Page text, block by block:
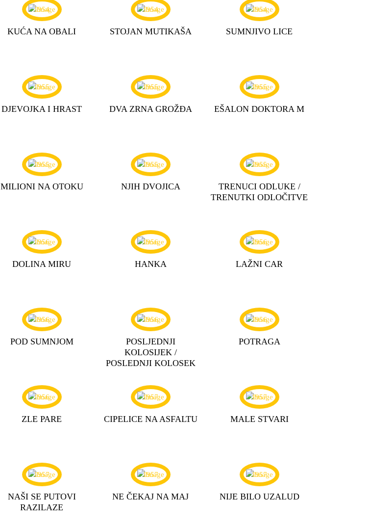
1954
KUĆA NA OBALI
1954
STOJAN MUTIKAŠA
1954
SUMNJIVO LICE
1955
DJEVOJKA I HRAST
1955
DVA ZRNA GROŽĐA
1955
EŠALON DOKTORA M
1955
MILIONI NA OTOKU
1955
NJIH DVOJICA
1955
TRENUCI ODLUKE /
TRENUTKI ODLOČITVE
1956
DOLINA MIRU
1956
HANKA
1956
LAŽNI CAR
1956
POD SUMNJOM
1956
POSLJEDNJI
KOLOSIJEK /
POSLEDNJI KOLOSEK
1956
POTRAGA
1956
ZLE PARE
1957
CIPELICE NA ASFALTU
1957
MALE STVARI
1957
NAŠI SE PUTOVI
RAZILAZE
1957
NE ČEKAJ NA MAJ
1957
NIJE BILO UZALUD